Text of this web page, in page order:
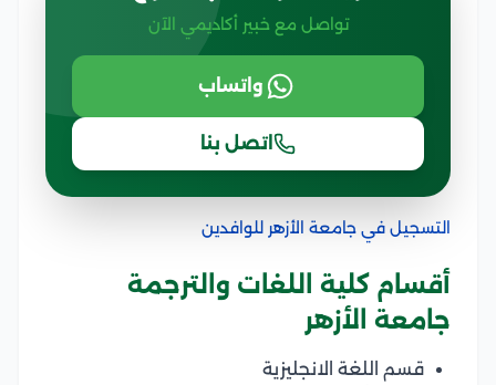
تواصل مع خبير أكاديمي الآن
واتساب
اتصل بنا
التسجيل في جامعة الأزهر للوافدين
أقسام كلية اللغات والترجمة
جامعة الأزهر
قسم اللغة الانجليزية